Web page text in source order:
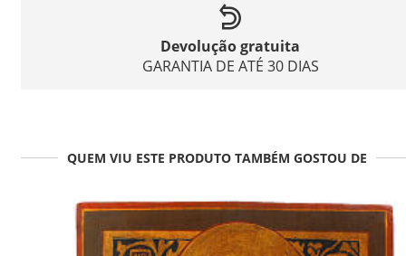
Devolução gratuita
GARANTIA DE ATÉ 30 DIAS
QUEM VIU ESTE PRODUTO TAMBÉM GOSTOU DE